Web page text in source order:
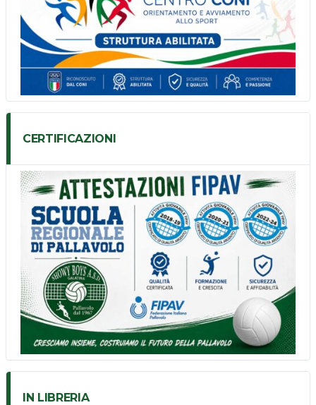
CERTIFICAZIONI
IN LIBRERIA